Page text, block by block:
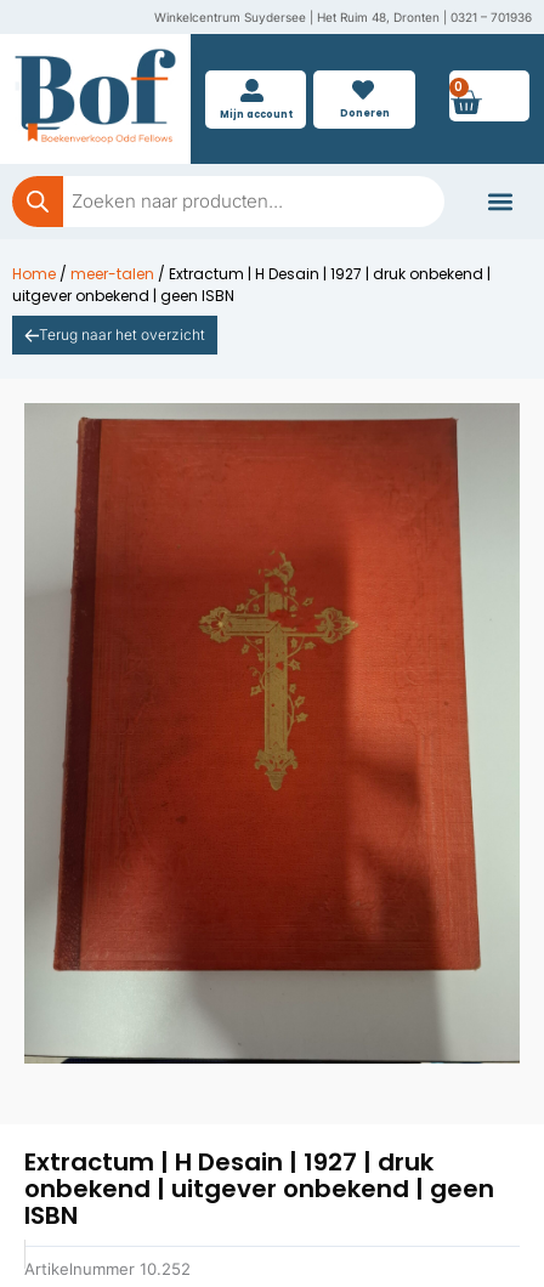
inhoud
Winkelcentrum Suydersee | Het Ruim 48, Dronten | 0321 – 701936
Mijn account Doneren
0
Producten
zoeken
Home / meer-talen / Extractum | H Desain | 1927 | druk onbekend |
uitgever onbekend | geen ISBN
Terug naar het overzicht
Extractum | H Desain | 1927 | druk
onbekend | uitgever onbekend | geen
ISBN
Artikelnummer 10.252